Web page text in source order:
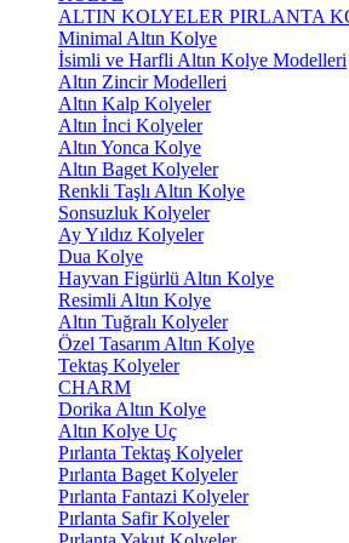
ALTIN KOLYELER PIRLANTA
Minimal Altın Kolye
İsimli ve Harfli Altın Kolye Modelleri
Altın Zincir Modelleri
Altın Kalp Kolyeler
Altın İnci Kolyeler
Altın Yonca Kolye
Altın Baget Kolyeler
Renkli Taşlı Altın Kolye
Sonsuzluk Kolyeler
Ay Yıldız Kolyeler
Dua Kolye
Hayvan Figürlü Altın Kolye
Resimli Altın Kolye
Altın Tuğralı Kolyeler
Özel Tasarım Altın Kolye
Tektaş Kolyeler
CHARM
Dorika Altın Kolye
Altın Kolye Uç
Pırlanta Tektaş Kolyeler
Pırlanta Baget Kolyeler
Pırlanta Fantazi Kolyeler
Pırlanta Safir Kolyeler